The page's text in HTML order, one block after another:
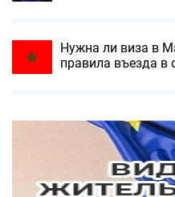
Нужна ли виза в
правила въезда в